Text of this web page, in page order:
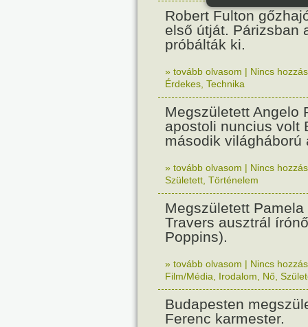
Robert Fulton
első útját. Párizsban
próbálták ki.
» tovább olvasom | Nincs
Érdekes Technika
Megszületett Angelo
apostoli nuncius volt
második világháború
» tovább olvasom | Nincs
Született Történelem
Megszületett Pamela
Travers ausztrál
Poppins).
» tovább olvasom | Nincs
Film/Média
Irodalom Nő
Budapesten
Ferenc karmester.